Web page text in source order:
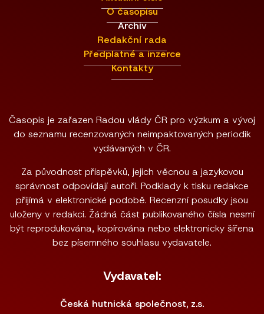
O časopisu
Archiv
Redakční rada
Předplatné a inzerce
Kontakty
Časopis je zařazen Radou vlády ČR pro výzkum a vývoj
do seznamu recenzovaných neimpaktovaných periodik
vydávaných v ČR.
Za původnost příspěvků, jejich věcnou a jazykovou
správnost odpovídají autoři. Podklady k tisku redakce
přijímá v elektronické podobě. Recenzní posudky jsou
uloženy v redakci. Žádná část publikovaného čísla nesmí
být reprodukována, kopírována nebo elektronicky šířena
bez písemného souhlasu vydavatele.
Vydavatel:
Česká hutnická společnost, z.s.